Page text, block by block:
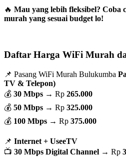
🔥 Mau yang lebih fleksibel? Coba
murah yang sesuai budget lo!
Daftar Harga WiFi Murah
📌 Pasang WiFi Murah Bulukumba
TV & Telepon)
💰 30 Mbps → Rp 265.000
💰 50 Mbps → Rp 325.000
💰 100 Mbps → Rp 375.000
📌 Internet + UseeTV
📺 30 Mbps Digital Channel → Rp